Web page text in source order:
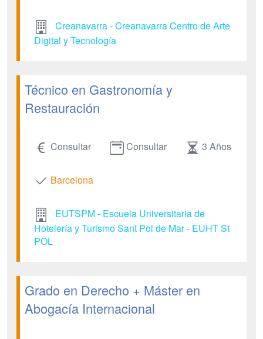
Creanavarra - Creanavarra Centro de Arte
Digital y Tecnología
Técnico en Gastronomía y
Restauración
Consultar Consultar 3 Años
Barcelona
EUTSPM - Escuela Universitaria de
Hotelería y Turismo Sant Pol de Mar - EUHT St
POL
Grado en Derecho + Máster en
Abogacía Internacional